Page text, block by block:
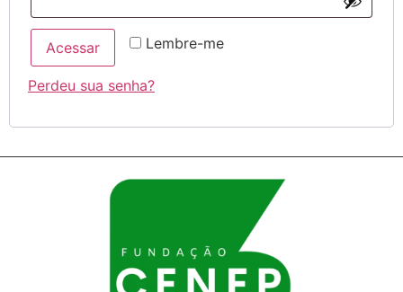
Lembre-me
Acessar
Perdeu sua senha?